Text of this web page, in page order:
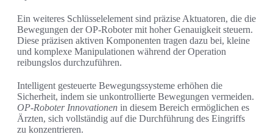
Ein weiteres Schlüsselelement sind präzise Aktuatoren, die die
Bewegungen der OP-Roboter mit hoher Genauigkeit steuern.
Diese präzisen aktiven Komponenten tragen dazu bei, kleine
und komplexe Manipulationen während der Operation
reibungslos durchzuführen.
Intelligent gesteuerte Bewegungssysteme erhöhen die
Sicherheit, indem sie unkontrollierte Bewegungen vermeiden.
OP-Roboter Innovationen in diesem Bereich ermöglichen es
Ärzten, sich vollständig auf die Durchführung des Eingriffs
zu konzentrieren.